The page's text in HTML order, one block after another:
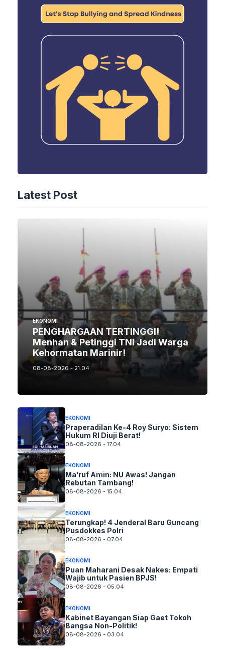
Latest Post
EKONOMI
PENGHARGAAN TERTINGGI!
Menhan & Petinggi TNI Jadi Warga
Kehormatan Marinir!
08-08-2026 - 21.04
EKONOMI
Praperadilan Ke-4 Roy Suryo: Sistem
Hukum RI Diuji Berat!
08-08-2026 - 17.04
EKONOMI
Ma’ruf Amin: NU Awas! Jangan
Rebutan Tambang!
08-08-2026 - 15.04
EKONOMI
Terungkap! 4 Jenderal Baru Guncang
Pusdokkes Polri
08-08-2026 - 07.04
EKONOMI
Puan Maharani Desak Nakes: Empati
Wajib untuk Pasien BPJS!
08-08-2026 - 05.04
EKONOMI
Kabinet Bayangan Siap Gaet Tokoh
Bangsa Non-Politik!
08-08-2026 - 03.04